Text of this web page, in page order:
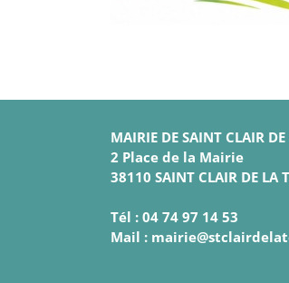
MAIRIE DE SAINT CLAIR
2 Place de la Mairie
38110 SAINT CLAIR DE LA
Tél : 04 74 97 14 53
Mail :